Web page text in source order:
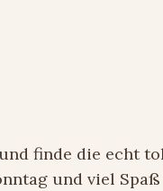
finde die echt
und viel